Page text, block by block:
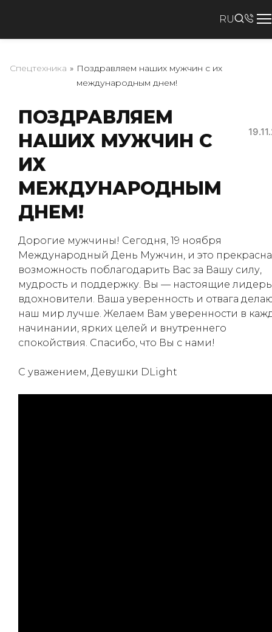
RU
(050) 347-27-05
(067) 351-45-15
Спецтехника » Поздравляем наших мужчин с их
международным днем!
ПОЗДРАВЛЯЕМ
НАШИХ МУЖЧИН С
ИХ
МЕЖДУНАРОДНЫМ
ДНЕМ!
Дорогие мужчины! Сегодня, 19 ноября
Международный День Мужчин, и это
возможность поблагодарить Вас за Вашу силу,
мудрость и поддержку. Вы — настоящие
вдохновители. Ваша уверенность и отвага
наш мир лучше. Желаем Вам уверенности в
начинании, ярких целей и внутреннего
спокойствия. Спасибо, что Вы с нами!
С уважением, Девушки DLight